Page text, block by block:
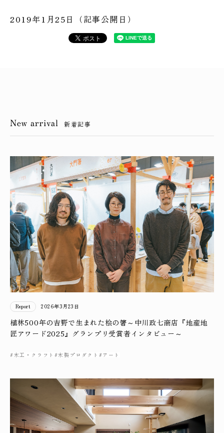
2019年1月25日（記事公開日）
新着記事
Report 2026年3月23日
植林500年の吉野で生まれた桧の箸～中川政七商店『地産地
匠アワード2025』グランプリ受賞者インタビュー～
#木工・クラフト #木製プロダクト #アート